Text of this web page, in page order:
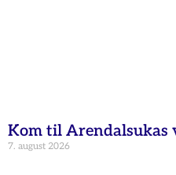
Kom til Arendalsukas
7. august 2026